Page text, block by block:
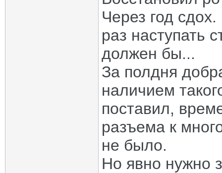
Через год
раз наступать
должен бы...
За полдня
наличием
поставил,
разъема к
не было.
Но явно нужно